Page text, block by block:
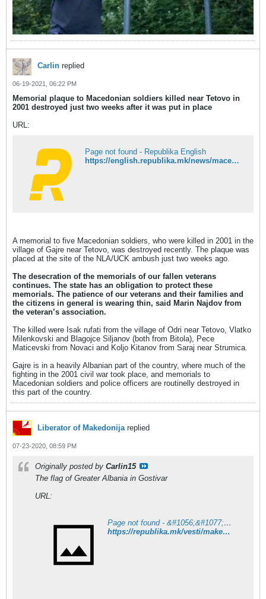
Carlin replied
06-19-2021, 06:22 PM
Memorial plaque to Macedonian soldiers killed near Tetovo in
2001 destroyed just two weeks after it was put in place
URL:
Page not found - Republika English
https://english.republika.mk/news/macedonia/memorial-plaque-to-macedonian-soldiers-killed-near-tetovo-in-2001-destroyed-just-two-weeks-after-it-was-put-in-place/
A memorial to five Macedonian soldiers, who were killed in 2001 in the
village of Gajre near Tetovo, was destroyed recently. The plaque was
placed at the site of the NLA/UCK ambush just two weeks ago.
The desecration of the memorials of our fallen veterans
continues. The state has an obligation to protect these
memorials. The patience of our veterans and their families and
the citizens in general is wearing thin, said Marin Najdov from
the veteran’s association.
The killed were Isak rufati from the village of Odri near Tetovo, Vlatko
Milenkovski and Blagojce Siljanov (both from Bitola), Pece
Maticevski from Novaci and Koljo Kitanov from Saraj near Strumica.
Gajre is in a heavily Albanian part of the country, where much of the
fighting in the 2001 civil war took place, and memorials to
Macedonian soldiers and police officers are routinelly destroyed in
this part of the country.
Liberator of Makedonijareplied
07-23-2020, 08:59 PM
Originally posted by Carlin15
The flag of Greater Albania in Gostivar
URL:
Page not found - &#1056;&#1077;&#1087;&#1091;&#1073;&#1083;&#1080;&#1082;&#1072;
https://republika.mk/vesti/makedonija/znameto-na-golema-albanija-letashe-i-nad-gostivar/